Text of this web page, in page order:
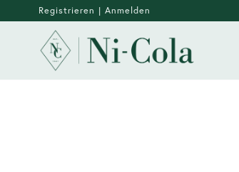
Registrieren | Anmelden